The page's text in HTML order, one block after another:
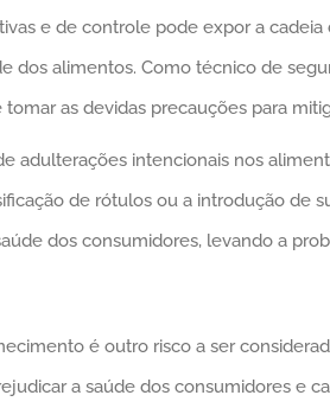
e de controle pode expor a
dos alimentos. Como técnico de
as devidas precauções para
adulterações intencionais nos
de rótulos ou a introdução de
dos consumidores, levando a
é outro risco a ser
a saúde dos consumidores e